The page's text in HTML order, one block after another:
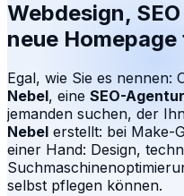
Webdesign,
neue Homepage
Egal, wie Sie es nennen:
Nebel, eine SEO-
jemanden suchen, der
Nebel erstellt: bei Make-
einer Hand: Design,
selbst pflegen können.